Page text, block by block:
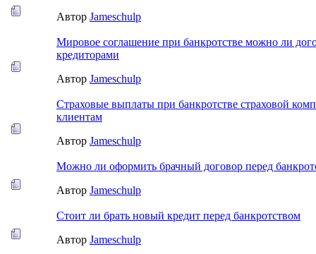
Автор Jameschulp
Мировое соглашение при банкротстве можно ли
кредиторами
Автор Jameschulp
Страховые выплаты при банкротстве страховой
клиентам
Автор Jameschulp
Можно ли оформить брачный договор перед
Автор Jameschulp
Стоит ли брать новый кредит перед банкротством
Автор Jameschulp